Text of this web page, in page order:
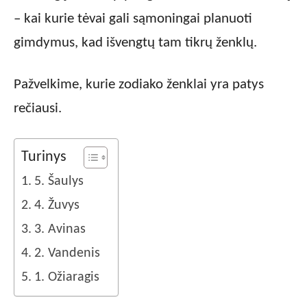
– kai kurie tėvai gali sąmoningai planuoti
gimdymus, kad išvengtų tam tikrų ženklų.
Pažvelkime, kurie zodiako ženklai yra patys
rečiausi.
Turinys
5. Šaulys
4. Žuvys
3. Avinas
2. Vandenis
1. Ožiaragis